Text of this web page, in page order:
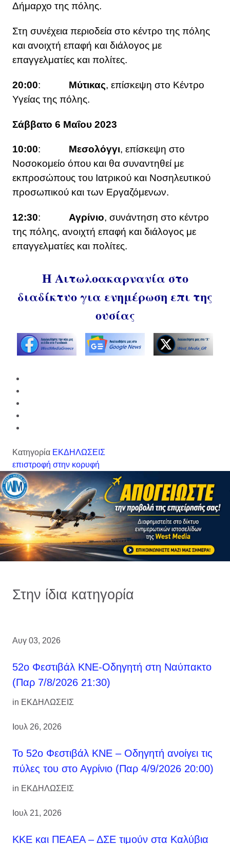
Δήμαρχο της πόλης.
Στη συνέχεια περιοδεία στο κέντρο της πόλης
και ανοιχτή επαφή και διάλογος με
επαγγελματίες και πολίτες.
20:00: Μύτικας, επίσκεψη στο Κέντρο
Υγείας της πόλης.
Σάββατο 6 Μαΐου 2023
10:00: Μεσολόγγι, επίσκεψη στο
Νοσοκομείο όπου και θα συναντηθεί με
εκπροσώπους του Ιατρικού και Νοσηλευτικού
προσωπικού και των Εργαζόμενων.
12:30: Αγρίνιο, συνάντηση στο κέντρο
της πόλης, ανοιχτή επαφή και διάλογος με
επαγγελματίες και πολίτες.
Η Αιτωλοακαρνανία στο
διαδίκτυο για ενημέρωση επι της
ουσίας
Κατηγορία ΕΚΔΗΛΩΣΕΙΣ
επιστροφή στην κορυφή
Στην ίδια κατηγορία
Αυγ 03, 2026
52ο Φεστιβάλ ΚΝΕ-Οδηγητή στη Ναύπακτο
(Παρ 7/8/2026 21:30)
in ΕΚΔΗΛΩΣΕΙΣ
Ιουλ 26, 2026
Το 52ο Φεστιβάλ ΚΝΕ – Οδηγητή ανοίγει τις
πύλες του στο Αγρίνιο (Παρ 4/9/2026 20:00)
in ΕΚΔΗΛΩΣΕΙΣ
Ιουλ 21, 2026
ΚΚΕ και ΠΕΑΕΑ – ΔΣΕ τιμούν στα Καλύβια